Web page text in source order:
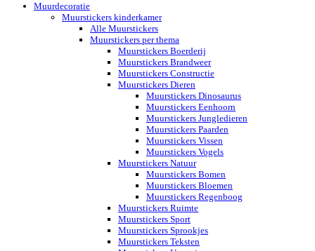
Muurdecoratie
Muurstickers kinderkamer
Alle Muurstickers
Muurstickers per thema
Muurstickers Boerderij
Muurstickers Brandweer
Muurstickers Constructie
Muurstickers Dieren
Muurstickers Dinosaurus
Muurstickers Eenhoorn
Muurstickers Jungledieren
Muurstickers Paarden
Muurstickers Vissen
Muurstickers Vogels
Muurstickers Natuur
Muurstickers Bomen
Muurstickers Bloemen
Muurstickers Regenboog
Muurstickers Ruimte
Muurstickers Sport
Muurstickers Sprookjes
Muurstickers Teksten